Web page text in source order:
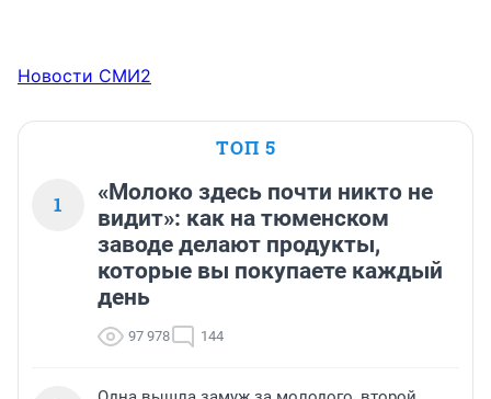
Новости СМИ2
ТОП 5
1
«Молоко здесь почти никто не
видит»: как на тюменском
заводе делают продукты,
которые вы покупаете каждый
день
97 978 144